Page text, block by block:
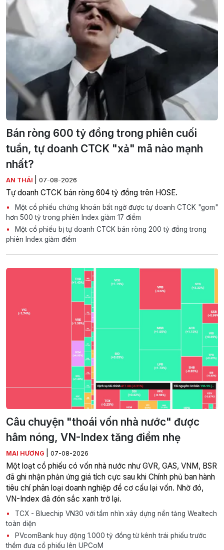
Bán ròng 600 tỷ đồng trong phiên cuối
tuần, tự doanh CTCK "xả" mã nào mạnh
nhất?
AN THÁI 07-08-2026
Tự doanh CTCK bán ròng 604 tỷ đồng trên HOSE.
Một cổ phiếu chứng khoán bất ngờ được tự doanh CTCK "gom"
hơn 500 tỷ trong phiên Index giảm 17 điểm
Một cổ phiếu bị tự doanh CTCK bán ròng 200 tỷ đồng trong
phiên Index giảm điểm
Câu chuyện "thoái vốn nhà nước" được
hâm nóng, VN-Index tăng điểm nhẹ
MAI HƯƠNG 07-08-2026
Một loạt cổ phiếu có vốn nhà nước như GVR, GAS, VNM, BSR
đã ghi nhận phản ứng giá tích cực sau khi Chính phủ ban hành
tiêu chí phân loại doanh nghiệp để cơ cấu lại vốn. Nhờ đó,
VN-Index đã đón sắc xanh trở lại.
TCX - Bluechip VN30 với tầm nhìn xây dựng nền tảng Wealtech
toàn diện
PVcomBank huy động 1.000 tỷ đồng từ kênh trái phiếu trước
thềm đưa cổ phiếu lên UPCoM